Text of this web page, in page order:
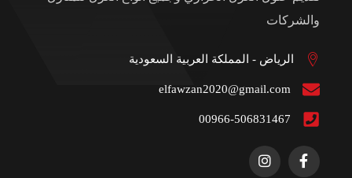
والشركات
الرياض - المملكة العربية السعودية
elfawzan2020@gmail.com
00966-506831467